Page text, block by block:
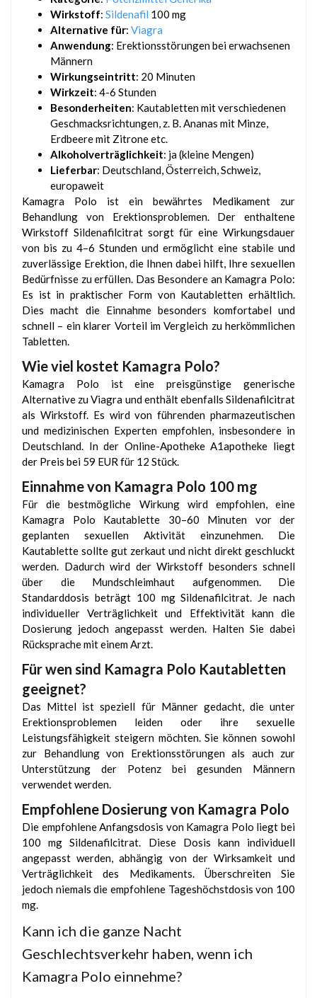
Wirkstoff: Sildenafil 100 mg
Alternative für: Viagra
Anwendung: Erektionsstörungen bei erwachsenen
Männern
Wirkungseintritt: 20 Minuten
Wirkzeit: 4-6 Stunden
Besonderheiten: Kautabletten mit verschiedenen
Geschmacksrichtungen, z. B. Ananas mit Minze,
Erdbeere mit Zitrone etc.
Alkoholverträglichkeit: ja (kleine Mengen)
Lieferbar: Deutschland, Österreich, Schweiz,
europaweit
Kamagra Polo ist ein bewährtes Medikament zur
Behandlung von Erektionsproblemen. Der enthaltene
Wirkstoff Sildenafilcitrat sorgt für eine Wirkungsdauer
von bis zu 4–6 Stunden und ermöglicht eine stabile und
zuverlässige Erektion, die Ihnen dabei hilft, Ihre sexuellen
Bedürfnisse zu erfüllen. Das Besondere an Kamagra Polo:
Es ist in praktischer Form von Kautabletten erhältlich.
Dies macht die Einnahme besonders komfortabel und
schnell – ein klarer Vorteil im Vergleich zu herkömmlichen
Tabletten.
Wie viel kostet Kamagra Polo?
Kamagra Polo ist eine preisgünstige generische
Alternative zu Viagra und enthält ebenfalls Sildenafilcitrat
als Wirkstoff. Es wird von führenden pharmazeutischen
und medizinischen Experten empfohlen, insbesondere in
Deutschland. In der Online-Apotheke A1apotheke liegt
der Preis bei 59 EUR für 12 Stück.
Einnahme von Kamagra Polo 100 mg
Für die bestmögliche Wirkung wird empfohlen, eine
Kamagra Polo Kautablette 30–60 Minuten vor der
geplanten sexuellen Aktivität einzunehmen. Die
Kautablette sollte gut zerkaut und nicht direkt geschluckt
werden. Dadurch wird der Wirkstoff besonders schnell
über die Mundschleimhaut aufgenommen. Die
Standarddosis beträgt 100 mg Sildenafilcitrat. Je nach
individueller Verträglichkeit und Effektivität kann die
Dosierung jedoch angepasst werden. Halten Sie dabei
Rücksprache mit einem Arzt.
Für wen sind Kamagra Polo Kautabletten
geeignet?
Das Mittel ist speziell für Männer gedacht, die unter
Erektionsproblemen leiden oder ihre sexuelle
Leistungsfähigkeit steigern möchten. Sie können sowohl
zur Behandlung von Erektionsstörungen als auch zur
Unterstützung der Potenz bei gesunden Männern
verwendet werden.
Empfohlene Dosierung von Kamagra Polo
Die empfohlene Anfangsdosis von Kamagra Polo liegt bei
100 mg Sildenafilcitrat. Diese Dosis kann individuell
angepasst werden, abhängig von der Wirksamkeit und
Verträglichkeit des Medikaments. Überschreiten Sie
jedoch niemals die empfohlene Tageshöchstdosis von 100
mg.
Kann ich die ganze Nacht
Geschlechtsverkehr haben, wenn ich
Kamagra Polo einnehme?